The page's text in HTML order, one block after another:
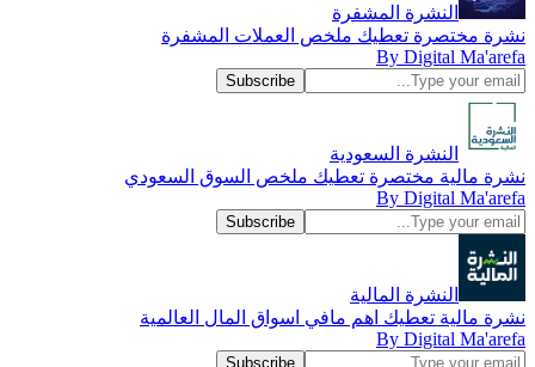
النشرة المشفرة
نشرة مختصرة تعطيك ملخص العملات المشفرة
By Digital Ma'arefa
النشرة السعودية
نشرة مالية مختصرة تعطيك ملخص السوق السعودي
By Digital Ma'arefa
النشرة المالية
نشرة مالية تعطيك اهم مافي اسواق المال العالمية
By Digital Ma'arefa